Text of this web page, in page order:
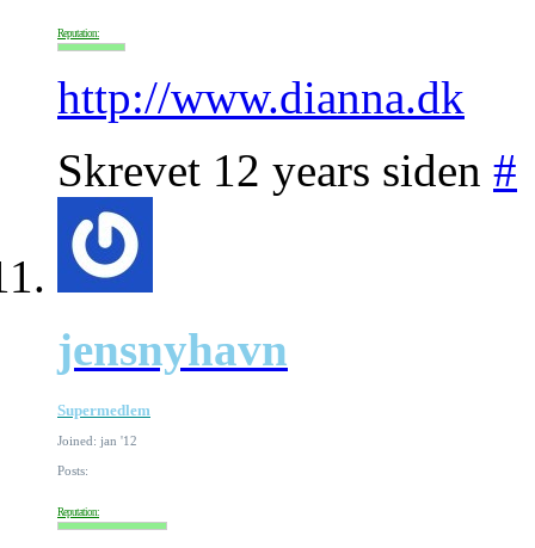
Reputation:
http://www.dianna.dk
Skrevet 12 years siden #
jensnyhavn
Supermedlem
Joined: jan '12
Posts:
Reputation: